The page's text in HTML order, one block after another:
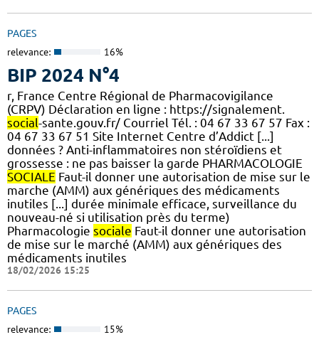
PAGES
relevance: 16%
BIP 2024 N°4
r, France Centre Régional de Pharmacovigilance
(CRPV) Déclaration en ligne : https://signalement.
social-sante.gouv.fr/ Courriel Tél. : 04 67 33 67 57 Fax :
04 67 33 67 51 Site Internet Centre d’Addict [...]
données ? Anti-inflammatoires non stéroïdiens et
grossesse : ne pas baisser la garde PHARMACOLOGIE
SOCIALE Faut-il donner une autorisation de mise sur le
marche (AMM) aux génériques des médicaments
inutiles [...] durée minimale efficace, surveillance du
nouveau-né si utilisation près du terme)
Pharmacologie sociale Faut-il donner une autorisation
de mise sur le marché (AMM) aux génériques des
médicaments inutiles
18/02/2026 15:25
PAGES
relevance: 15%